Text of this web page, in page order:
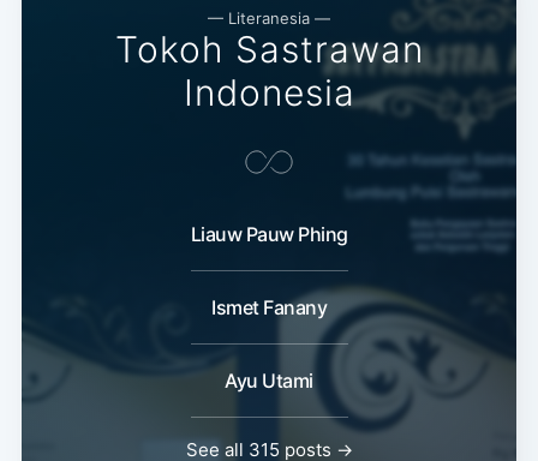
— Literanesia —
Tokoh Sastrawan
Indonesia
Liauw Pauw Phing
Ismet Fanany
Ayu Utami
See all 315 posts →